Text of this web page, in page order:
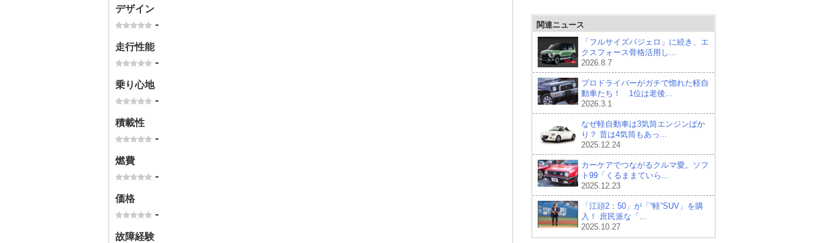
デザイン
-
走行性能
-
乗り心地
-
積載性
-
燃費
-
価格
-
故障経験
関連ニュース
「フルサイズパジェロ」に続き、エ
クスフォース骨格活用し...
2026.8.7
プロドライバーがガチで惚れた軽自
動車たち！ 1位は老後...
2026.3.1
なぜ軽自動車は3気筒エンジンばか
り？ 昔は4気筒もあっ...
2025.12.24
カーケアでつながるクルマ愛。ソフ
ト99「くるままていら...
2025.12.23
「江頭2：50」が「“軽”SUV」を購
入！ 庶民派な「...
2025.10.27